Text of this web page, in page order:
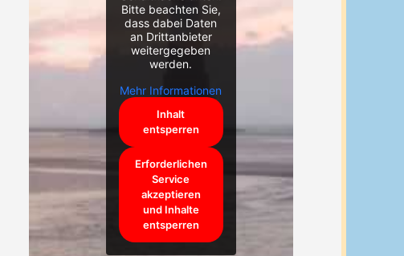
Bitte beachten Sie,
dass dabei Daten
an Drittanbieter
weitergegeben
werden.
Mehr Informationen
Inhalt
entsperren
Erforderlichen
Service
akzeptieren
und Inhalte
entsperren